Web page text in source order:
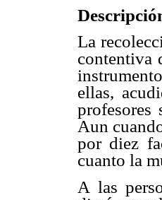
La
contentiva
ellas,
profesores
Aun
por diez
cuanto la
A las